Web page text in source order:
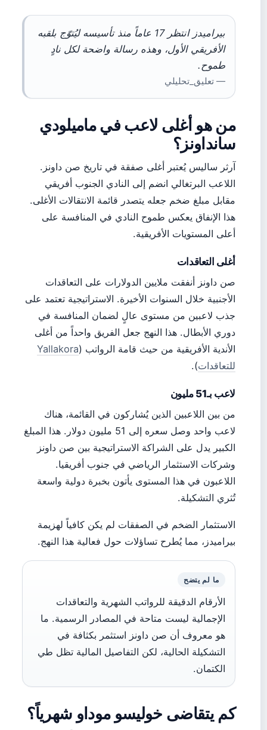
بيراميدز انتظر 17 عاماً منذ تأسيسه ليُتوّج بلقبه
الأفريقي الأول، وهذه رسالة واضحة لكل نادٍ
طموح.
— تعليق_تحليلي
من هو أغلى لاعب في ماميلودي
سانداونز؟
آرثر ساليس يُعتبر أغلى صفقة في تاريخ صن داونز.
اللاعب البرتغالي انضم إلى النادي الجنوب أفريقي
مقابل مبلغ ضخم جعله يتصدر قائمة الانتقالات الأغلى.
هذا الإنفاق يعكس طموح النادي في المنافسة على
أعلى المستويات الأفريقية.
أغلى التعاقدات
صن داونز أنفقت ملايين الدولارات على التعاقدات
الأجنبية خلال السنوات الأخيرة. الاستراتيجية تعتمد على
جذب لاعبين من مستوى عالٍ لضمان المنافسة في
دوري الأبطال. هذا النهج جعل الفريق واحداً من أغلى
الأندية الأفريقية من حيث قامة الرواتب ( Yallakora
للتعاقدات).
لاعب بـ51 مليون
من بين اللاعبين الذين يُشاركون في القائمة، هناك
لاعب واحد وصل سعره إلى 51 مليون دولار. هذا المبلغ
الكبير يدل على الشراكة الاستراتيجية بين صن داونز
وشركات الاستثمار الرياضي في جنوب أفريقيا.
اللاعبون في هذا المستوى يأتون بخبرة دولية واسعة
تُثري التشكيلة.
الاستثمار الضخم في الصفقات لم يكن كافياً لهزيمة
بيراميدز، مما يُطرح تساؤلات حول فعالية هذا النهج.
ما لم يتضح
الأرقام الدقيقة للرواتب الشهرية والتعاقدات
الإجمالية ليست متاحة في المصادر الرسمية. ما
هو معروف أن صن داونز استثمر بكثافة في
التشكيلة الحالية، لكن التفاصيل المالية تظل طي
الكتمان.
كم يتقاضى خوليسو موداو شهرياً؟